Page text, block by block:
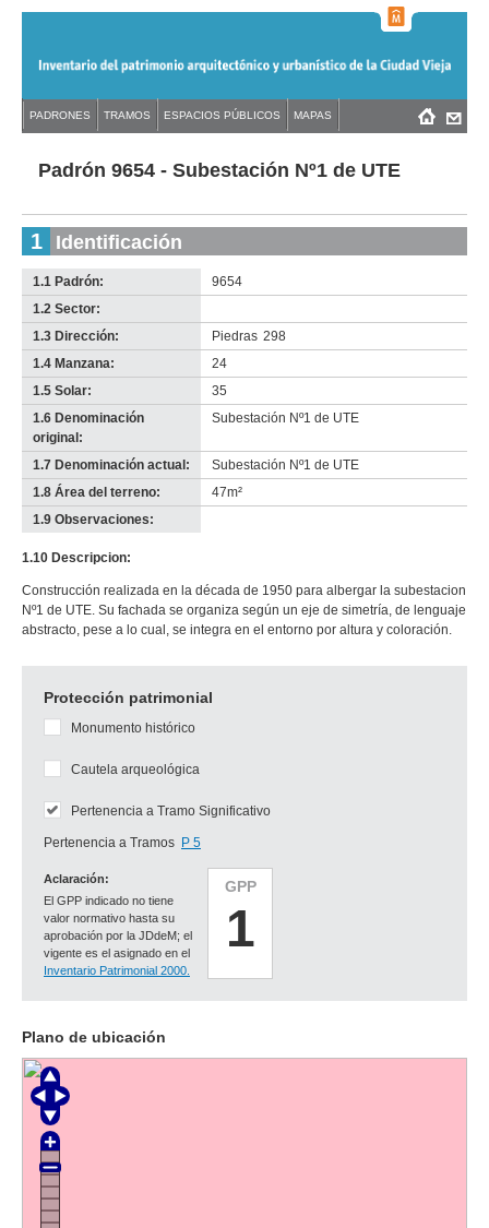
navigation
Back
topPadrón 9654 - Subestación Nº1 de UTE
1 Identificación
1.1 Padrón:
9654
1.2 Sector:
no
info-
1.3 Dirección: Piedras 298
1.4 Manzana:
24
1.5 Solar:
35
1.6 Denominación
original:
Subestación Nº1 de UTE
1.7 Denominación actual:
Subestación Nº1 de UTE
1.8 Área del terreno:
47m²
1.9 Observaciones:
1.10 Descripcion:
Construcción realizada en la década de 1950 para albergar la subestacion
Nº1 de UTE. Su fachada se organiza según un eje de simetría, de lenguaje
abstracto, pese a lo cual, se integra en el entorno por altura y coloración.
Protección patrimonial
GPP
1
Aclaración:
El GPP indicado no tiene
valor normativo hasta su
aprobación por la JDdeM; el
vigente es el asignado en el
Inventario Patrimonial 2000.
Monumento histórico
Cautela arqueológica
Pertenencia a Tramo Significativo
Pertenencia a Tramos P 5
Plano de ubicación
Back
to Menú
PADRONES TRAMOS ESPACIOS PÚBLICOS MAPAS